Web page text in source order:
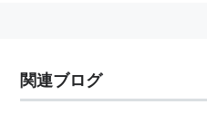
関連ブログ